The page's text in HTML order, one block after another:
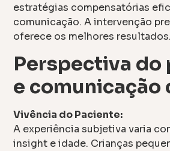
estratégias compensatórias
comunicação. A intervenção
oferece os melhores resultados.
Perspectiva do
e comunicação
Vivência do Paciente:
A experiência subjetiva varia
insight e idade. Crianças